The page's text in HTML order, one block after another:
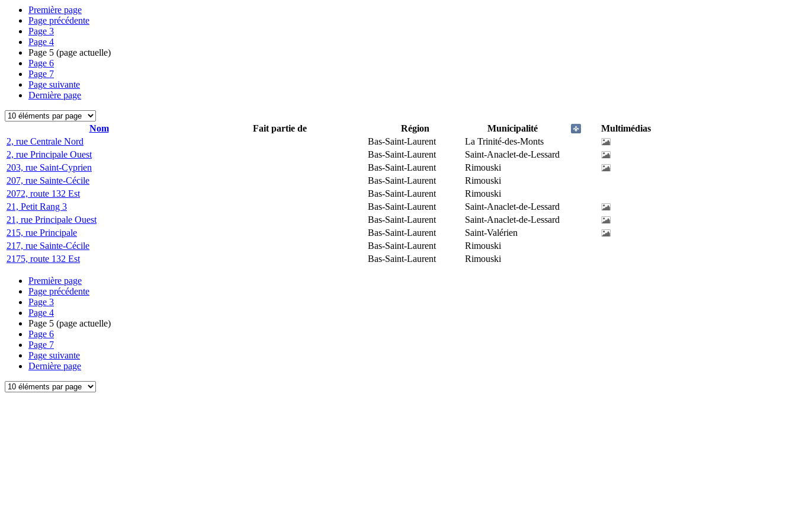
Première page
Page précédente
Page 3
Page 4
Page 5 (page actuelle)
Page 6
Page 7
Page suivante
Dernière page
Nom Fait partie de Région Municipalité
Multimédias
2, rue Centrale Nord
Bas-Saint-Laurent
La Trinité-des-Monts
2, rue Principale Ouest
Bas-Saint-Laurent
Saint-Anaclet-de-Lessard
203, rue Saint-Cyprien
Bas-Saint-Laurent
Rimouski
207, rue Sainte-Cécile
Bas-Saint-Laurent
Rimouski
2072, route 132 Est
Bas-Saint-Laurent
Rimouski
21, Petit Rang 3
Bas-Saint-Laurent
Saint-Anaclet-de-Lessard
21, rue Principale Ouest
Bas-Saint-Laurent
Saint-Anaclet-de-Lessard
215, rue Principale
Bas-Saint-Laurent
Saint-Valérien
217, rue Sainte-Cécile
Bas-Saint-Laurent
Rimouski
2175, route 132 Est
Bas-Saint-Laurent Rimouski
Première page
Page précédente
Page 3
Page 4
Page 5 (page actuelle)
Page 6
Page 7
Page suivante
Dernière page